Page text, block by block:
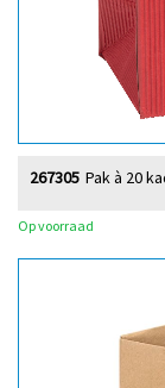
Pak à 20
267305
Op voorraad